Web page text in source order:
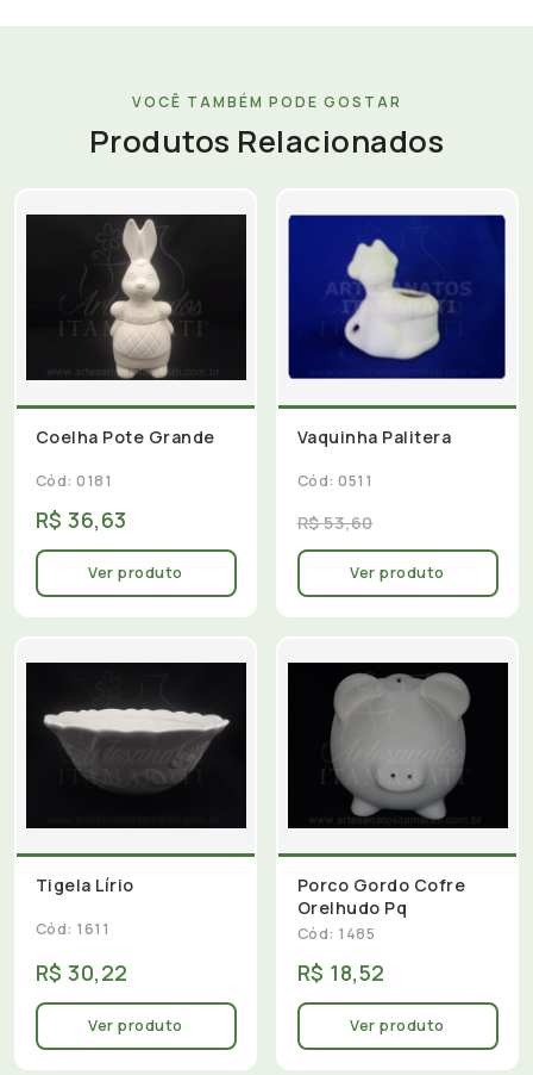
VOCÊ TAMBÉM PODE GOSTAR
Produtos Relacionados
Coelha Pote Grande
Cód: 0181
R$ 36,63
Ver produto
Vaquinha Palitera
Cód: 0511
R$ 53,60
Ver produto
Tigela Lírio
Cód: 1611
R$ 30,22
Ver produto
Porco Gordo Cofre
Orelhudo Pq
Cód: 1485
R$ 18,52
Ver produto